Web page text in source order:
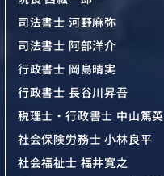
司法書士 河野麻弥
司法書士 阿部洋介
行政書士 岡島晴実
行政書士 長谷川昇吾
税理士・行政書士 中山篤英
社会保険労務士 小林良平
社会福祉士 福井寛之